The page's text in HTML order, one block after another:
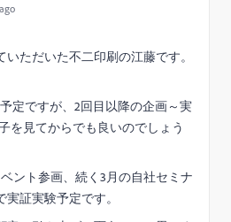
ただいた不二印刷の江藤です。
定ですが、2回目以降の企画～実
を見てからでも良いのでしょう
ント参画、続く3月の自社セミナ
証実験予定です。